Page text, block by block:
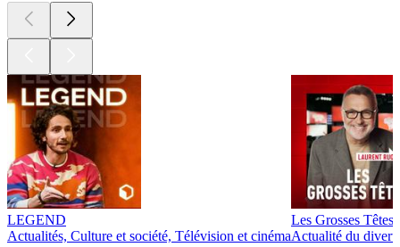
LEGEND
Actualités, Culture et société, Télévision et cinéma
Les Grosses Têtes
Actualité du